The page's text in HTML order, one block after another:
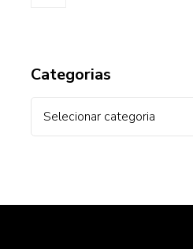
Categorias